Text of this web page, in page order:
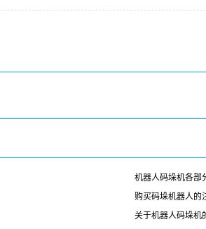
机器人码垛机各部
购买码垛机器人的
关于机器人码垛机